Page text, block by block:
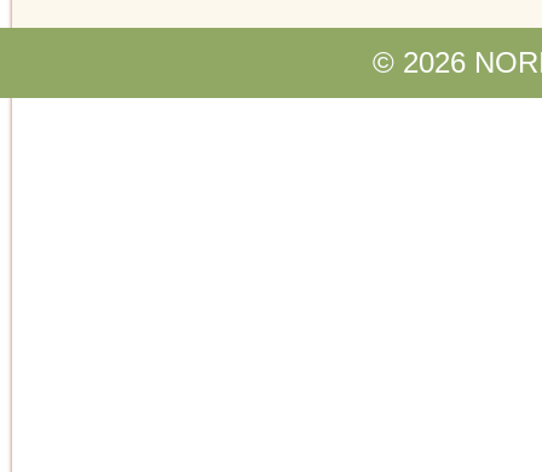
© 2026